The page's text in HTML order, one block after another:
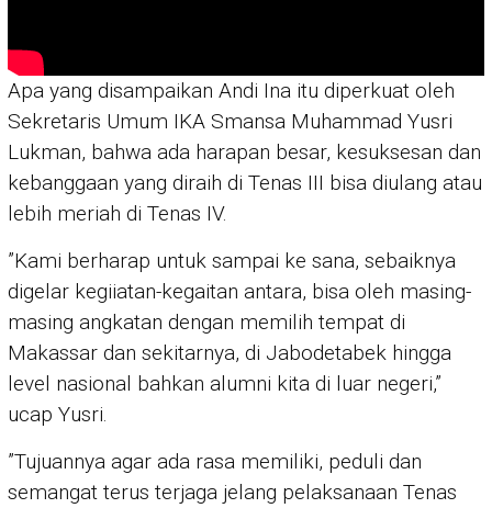
Apa yang disampaikan Andi Ina itu diperkuat oleh
Sekretaris Umum IKA Smansa Muhammad Yusri
Lukman, bahwa ada harapan besar, kesuksesan dan
kebanggaan yang diraih di Tenas III bisa diulang atau
lebih meriah di Tenas IV.
”Kami berharap untuk sampai ke sana, sebaiknya
digelar kegiiatan-kegaitan antara, bisa oleh masing-
masing angkatan dengan memilih tempat di
Makassar dan sekitarnya, di Jabodetabek hingga
level nasional bahkan alumni kita di luar negeri,”
ucap Yusri.
”Tujuannya agar ada rasa memiliki, peduli dan
semangat terus terjaga jelang pelaksanaan Tenas